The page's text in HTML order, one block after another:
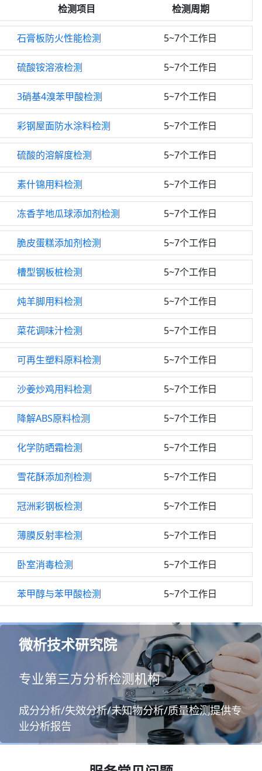
检测项目 检测周期
石膏板防火性能检测 5~7个工作日
硫酸铵溶液检测 5~7个工作日
3硝基4溴苯甲酸检测 5~7个工作日
彩钢屋面防水涂料检测 5~7个工作日
硫酸的溶解度检测 5~7个工作日
素什锦用料检测 5~7个工作日
冻香芋地瓜球添加剂检测 5~7个工作日
脆皮蛋糕添加剂检测 5~7个工作日
槽型钢板桩检测 5~7个工作日
炖羊脚用料检测 5~7个工作日
菜花调味汁检测 5~7个工作日
可再生塑料原料检测 5~7个工作日
沙姜炒鸡用料检测 5~7个工作日
降解ABS原料检测 5~7个工作日
化学防晒霜检测 5~7个工作日
雪花酥添加剂检测 5~7个工作日
冠洲彩钢板检测 5~7个工作日
薄膜反射率检测 5~7个工作日
卧室消毒检测 5~7个工作日
苯甲醇与苯甲酸检测 5~7个工作日
微析技术研究院
专业第三方分析检测机构
成分分析/失效分析/未知物分析/质量检测提供专
业分析报告